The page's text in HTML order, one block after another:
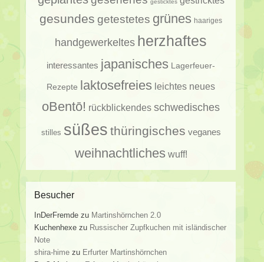
gesticktes
gesundes getestetes grünes haariges
handgewerkeltes herzhaftes
interessantes japanisches Lagerfeuer-
Rezepte laktosefreies leichtes neues
oBentō! rückblickendes schwedisches
stilles süßes thüringisches veganes
weihnachtliches wuff!
Besucher
InDerFremde zu Martinshörnchen 2.0
Kuchenhexe zu Russischer Zupfkuchen mit isländischer
Note
shira-hime zu Erfurter Martinshörnchen